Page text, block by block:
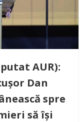
AUR):
Dan
spre
să își